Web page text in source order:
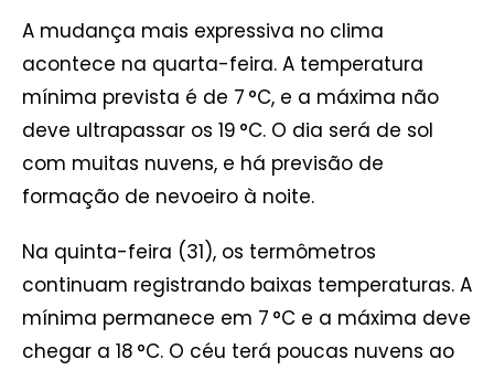
A mudança mais expressiva no clima
acontece na quarta-feira. A temperatura
mínima prevista é de 7 °C, e a máxima não
deve ultrapassar os 19 °C. O dia será de sol
com muitas nuvens, e há previsão de
formação de nevoeiro à noite.
Na quinta-feira (31), os termômetros
continuam registrando baixas temperaturas. A
mínima permanece em 7 °C e a máxima deve
chegar a 18 °C. O céu terá poucas nuvens ao